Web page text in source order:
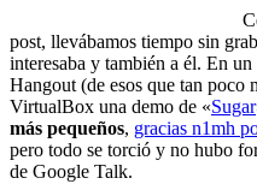
post, llevábamos tiempo sin
interesaba y también a él. En
Hangout (de esos que tan poco
VirtualBox una demo de «Sugar
más pequeños, gracias n1mh
pero todo se torció y no hubo
de Google Talk.